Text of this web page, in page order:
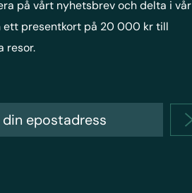
på vårt nyhetsbrev och delta i vår
ett presentkort på 20 000 kr till
resor.